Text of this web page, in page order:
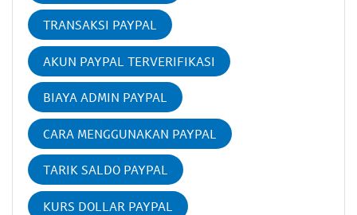
TRANSAKSI PAYPAL
AKUN PAYPAL TERVERIFIKASI
BIAYA ADMIN PAYPAL
CARA MENGGUNAKAN PAYPAL
TARIK SALDO PAYPAL
KURS DOLLAR PAYPAL